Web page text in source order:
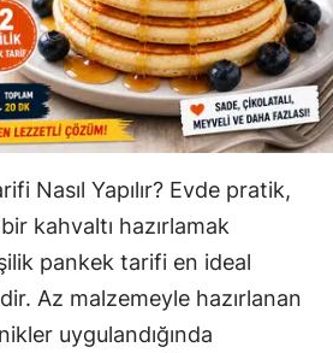
Nasıl Yapılır? Evde pratik,
kahvaltı hazırlamak
pankek tarifi en ideal
Az malzemeyle hazırlanan
uygulandığında